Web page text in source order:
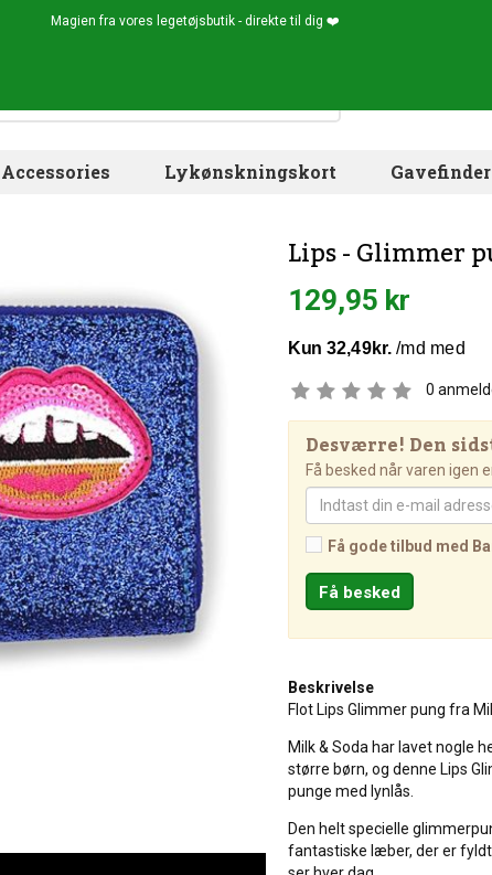
Magien fra vores legetøjsbutik - direkte til dig ❤️
Accessories Lykønskningskort Gavefinder
Lips - Glimmer
129,95 kr
0
Desværre! Den
Få besked når varen igen
Få gode tilbud med
Beskrivelse
Flot Lips Glimmer pung fra
Milk & Soda har lavet nogle
større børn, og denne Lips
punge med lynlås.
Den helt specielle
fantastiske læber, der er